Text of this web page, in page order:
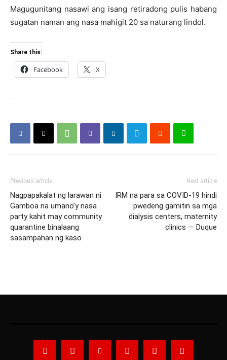
Magugunitang nasawi ang isang retiradong pulis habang
sugatan naman ang nasa mahigit 20 sa naturang lindol.
Share this:
Facebook X
Previous article
Nagpapakalat ng larawan ni
Gamboa na umano’y nasa
party kahit may community
quarantine binalaang
sasampahan ng kaso
Next article
IRM na para sa COVID-19 hindi
pwedeng gamitin sa mga
dialysis centers, maternity
clinics — Duque